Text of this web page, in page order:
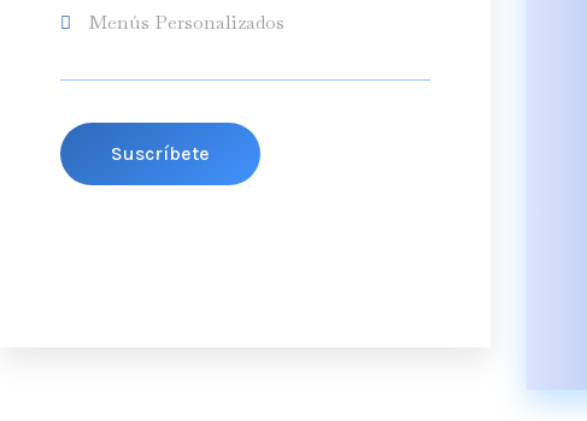
Menús Personalizados
Suscríbete